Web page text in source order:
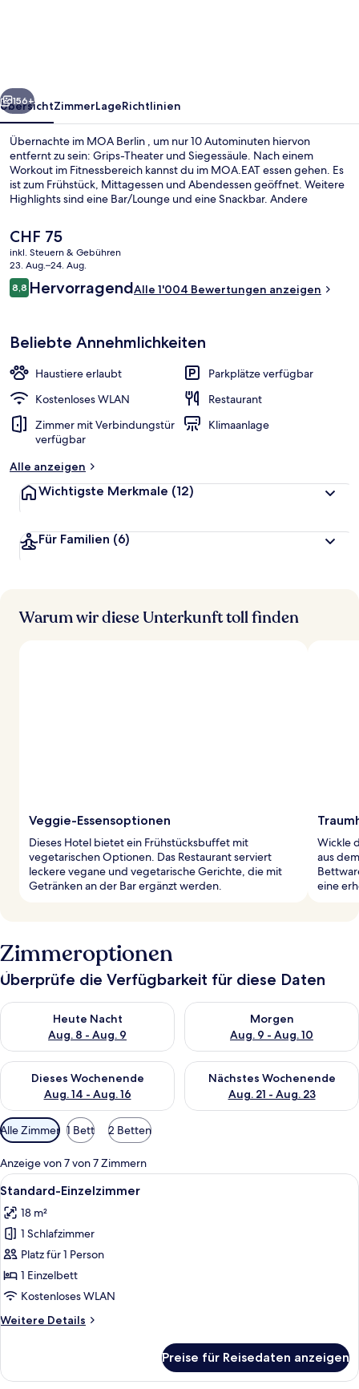
Weiter
156+
ÜbersichtZimmerLageRichtlinien
Übernachte im MOA Berlin , um nur 10 Autominuten hiervon
entfernt zu sein: Grips-Theater und Siegessäule. Nach einem
Workout im Fitnessbereich kannst du im MOA.EAT essen gehen. Es
ist zum Frühstück, Mittagessen und Abendessen geöffnet. Weitere
Highlights sind eine Bar/Lounge und eine Snackbar. Andere
Allgemeinzustand. Die öffentlichen Verkehrsmittel sind nur einen
kurzen Fußmarsch entfernt: Zur U-Bahnhof Birkenstraße sind es 2
Minuten und zur Station Westhafen 7 Minuten.
Der
aktuelle
Preis
beträgt
CHF 75.
CHF 75
inkl. Steuern & Gebühren
23. Aug.–24. Aug.
Bewertungen
8,88,8 von 10.
HervorragendAlle 1'004 Bewertungen anzeigen
Beliebte Annehmlichkeiten
Haustiere erlaubt
Parkplätze verfügbar
Kostenloses WLAN
Restaurant
Zimmer mit Verbindungstür
verfügbar
Klimaanlage
Alle anzeigen
Wichtigste Merkmale (12)
Für Familien (6)
Warum wir diese Unterkunft toll finden
Veggie-Essensoptionen
Dieses Hotel bietet ein Frühstücksbuffet mit
vegetarischen Optionen. Das Restaurant serviert
leckere vegane und vegetarische Gerichte, die mit
Getränken an der Bar ergänzt werden.
Wickle
aus
eine
Zimmeroptionen
Überprüfe die Verfügbarkeit für diese Daten
Heute Nacht
Aug. 8 - Aug. 9
Überprüfe die Verfügbarkeit für heute Nacht, Aug. 8 - Aug. 9.
Morgen
Aug. 9 - Aug. 10
Überprüfe die Verfügbarkeit
Dieses Wochenende
Aug. 14 - Aug. 16
Überprüfe die Verfügbarkeit für dieses Wochenende, Aug. 14
Nächstes Wochenende
Aug. 21 - Aug. 23
Überprüfe die Verfügbarkeit
Verfügbare
Filter
für
Zimmer
Alle Zimmer 1 Bett 2 Betten
Anzeige von 7 von 7 Zimmern
Alle
Fotos
für
Standard-
Einzelzimmer
anzeigen
Ein Hotelzimmer mit Bett, Sessel,
9
Standard-Einzelzimmer
18 m²
1 Schlafzimmer
Platz für 1 Person
1 Einzelbett
Kostenloses WLAN
Weitere Details
Weitere
Einzelzimmer
Preise für Reisedaten anzeigen